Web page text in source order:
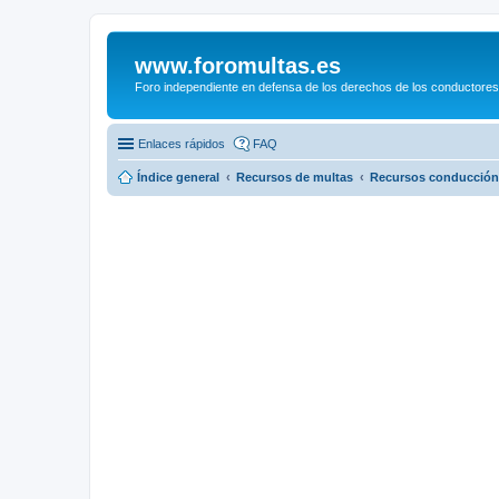
www.foromultas.es
Foro independiente en defensa de los derechos de los conductores.
Enlaces rápidos FAQ
Índice general Recursos de multas Recursos